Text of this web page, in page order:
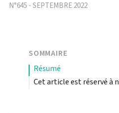
N°645 - SEPTEMBRE 2022
SOMMAIRE
résumé
Cet article est réservé à